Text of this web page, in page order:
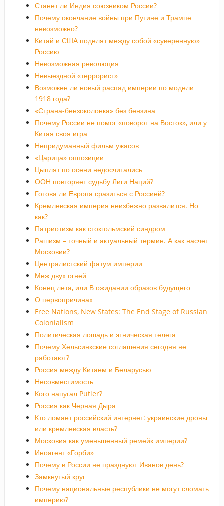
Станет ли Индия союзником России?
Почему окончание войны при Путине и Трампе
невозможно?
Китай и США поделят между собой «суверенную»
Россию
Невозможная революция
Невыездной «террорист»
Возможен ли новый распад империи по модели
1918 года?
«Страна-бензоколонка» без бензина
Почему России не помог «поворот на Восток», или у
Китая своя игра
Непридуманный фильм ужасов
«Царица» оппозиции
Цыплят по осени недосчитались
ООН повторяет судьбу Лиги Наций?
Готова ли Европа сразиться с Россией?
Кремлевская империя неизбежно развалится. Но
как?
Патриотизм как стокгольмский синдром
Рашизм – точный и актуальный термин. А как насчет
Московии?
Централистский фатум империи
Меж двух огней
Конец лета, или В ожидании образов будущего
О первопричинах
Free Nations, New States: The End Stage of Russian
Colonialism
Политическая лошадь и этническая телега
Почему Хельсинкские соглашения сегодня не
работают?
Россия между Китаем и Беларусью
Несовместимость
Кого напугал Putler?
Россия как Черная Дыра
Кто ломает российский интернет: украинские дроны
или кремлевская власть?
Московия как уменьшенный ремейк империи?
Иноагент «Горби»
Почему в России не празднуют Иванов день?
Замкнутый круг
Почему национальные республики не могут сломать
империю?